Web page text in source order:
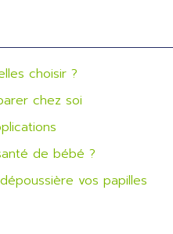
choisir ?
chez soi
de bébé ?
vos papilles